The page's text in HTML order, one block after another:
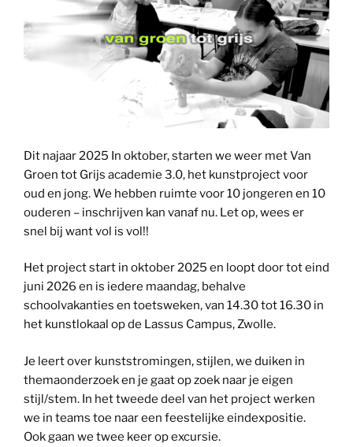
Dit najaar 2025 In oktober, starten we weer met Van
Groen tot Grijs academie 3.0, het kunstproject voor
oud en jong. We hebben ruimte voor 10 jongeren en 10
ouderen – inschrijven kan vanaf nu. Let op, wees er
snel bij want vol is vol!!
Het project start in oktober 2025 en loopt door tot eind
juni 2026 en is iedere maandag, behalve
schoolvakanties en toetsweken, van 14.30 tot 16.30 in
het kunstlokaal op de Lassus Campus, Zwolle.
Je leert over kunststromingen, stijlen, we duiken in
themaonderzoek en je gaat op zoek naar je eigen
stijl/stem. In het tweede deel van het project werken
we in teams toe naar een feestelijke eindexpositie.
Ook gaan we twee keer op excursie.